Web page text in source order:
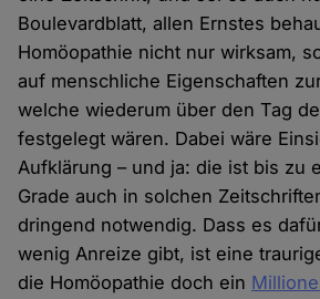
Boulevardblatt, allen Ernstes
Homöopathie nicht nur wirksam,
auf menschliche Eigenschaften
welche wiederum über den Tag
festgelegt wären. Dabei wäre
Aufklärung – und ja: die ist bis zu
Grade auch in solchen
dringend notwendig. Dass es
wenig Anreize gibt, ist eine
die Homöopathie doch ein